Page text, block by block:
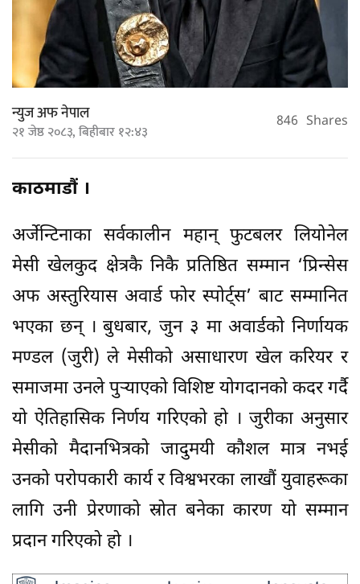
न्युज अफ नेपाल
२१ जेष्ठ २०८३, बिहीबार १२:४३ 846 Shares
काठमाडौं ।
अर्जेन्टिनाका सर्वकालीन महान् फुटबलर लियोनेल
मेसी खेलकुद क्षेत्रकै निकै प्रतिष्ठित सम्मान ‘प्रिन्सेस
अफ अस्तुरियास अवार्ड फोर स्पोर्ट्स’ बाट सम्मानित
भएका छन् । बुधबार, जुन ३ मा अवार्डको निर्णायक
मण्डल (जुरी) ले मेसीको असाधारण खेल करियर र
समाजमा उनले पुर्‍याएको विशिष्ट योगदानको कदर गर्दै
यो ऐतिहासिक निर्णय गरिएको हो । जुरीका अनुसार
मेसीको मैदानभित्रको जादुमयी कौशल मात्र नभई
उनको परोपकारी कार्य र विश्वभरका लाखौं युवाहरूका
लागि उनी प्रेरणाको स्रोत बनेका कारण यो सम्मान
प्रदान गरिएको हो ।